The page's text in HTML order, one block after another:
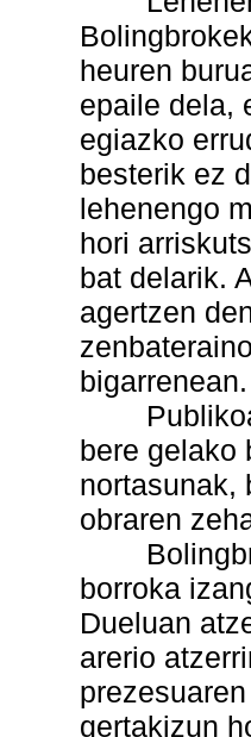
heuren
epaile dela,
egiazko
besterik ez
lehenengo
hori
bat delarik.
agertzen
bigarrenean.
bere gelako
nortasunak,
obraren
borroka
Dueluan
arerio
gertakizun